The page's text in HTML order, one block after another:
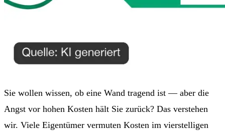
Sie wollen wissen, ob eine Wand tragend ist — aber die
Angst vor hohen Kosten hält Sie zurück? Das verstehen
wir. Viele Eigentümer vermuten Kosten im vierstelligen